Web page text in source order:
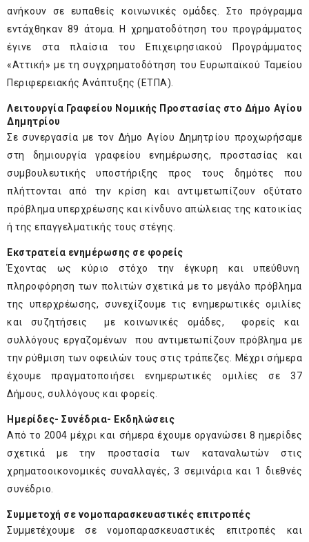
ανήκουν σε ευπαθείς κοινωνικές ομάδες. Στο πρόγραμμα
εντάχθηκαν 89 άτομα. Η χρηματοδότηση του προγράμματος
έγινε στα πλαίσια του Επιχειρησιακού Προγράμματος
«Αττική» με τη συγχρηματοδότηση του Ευρωπαϊκού Ταμείου
Περιφερειακής Ανάπτυξης (ΕΤΠΑ).
Λειτουργία Γραφείου Νομικής Προστασίας στο Δήμο Αγίου
Δημητρίου
Σε συνεργασία με τον Δήμο Αγίου Δημητρίου προχωρήσαμε
στη δημιουργία γραφείου ενημέρωσης, προστασίας και
συμβουλευτικής υποστήριξης προς τους δημότες που
πλήττονται από την κρίση και αντιμετωπίζουν οξύτατο
πρόβλημα υπερχρέωσης και κίνδυνο απώλειας της κατοικίας
ή της επαγγελματικής τους στέγης.
Εκστρατεία ενημέρωσης σε φορείς
Έχοντας ως κύριο στόχο την έγκυρη και υπεύθυνη
πληροφόρηση των πολιτών σχετικά με το μεγάλο πρόβλημα
της υπερχρέωσης, συνεχίζουμε τις ενημερωτικές ομιλίες
και συζητήσεις με κοινωνικές ομάδες, φορείς και
συλλόγους εργαζομένων που αντιμετωπίζουν πρόβλημα με
την ρύθμιση των οφειλών τους στις τράπεζες. Μέχρι σήμερα
έχουμε πραγματοποιήσει ενημερωτικές ομιλίες σε 37
Δήμους, συλλόγους και φορείς.
Ημερίδες- Συνέδρια- Εκδηλώσεις
Από το 2004 μέχρι και σήμερα έχουμε οργανώσει 8 ημερίδες
σχετικά με την προστασία των καταναλωτών στις
χρηματοοικονομικές συναλλαγές, 3 σεμινάρια και 1 διεθνές
συνέδριο.
Συμμετοχή σε νομοπαρασκευαστικές επιτροπές
Συμμετέχουμε σε νομοπαρασκευαστικές επιτροπές και